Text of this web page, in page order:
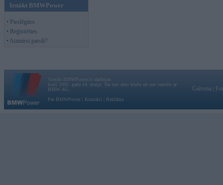
Ienākt BMWPower
• Pieslēgties
• Reģistrēties
• Aizmirsi paroli?
Vortāls BMWPower.lv darbojas
kopš 2002. gada 14. maija. Tas nav auto klubs un nav saistīts ar
BMW AG.
Par BMWPower
Kontakti Reklāma
Galvena